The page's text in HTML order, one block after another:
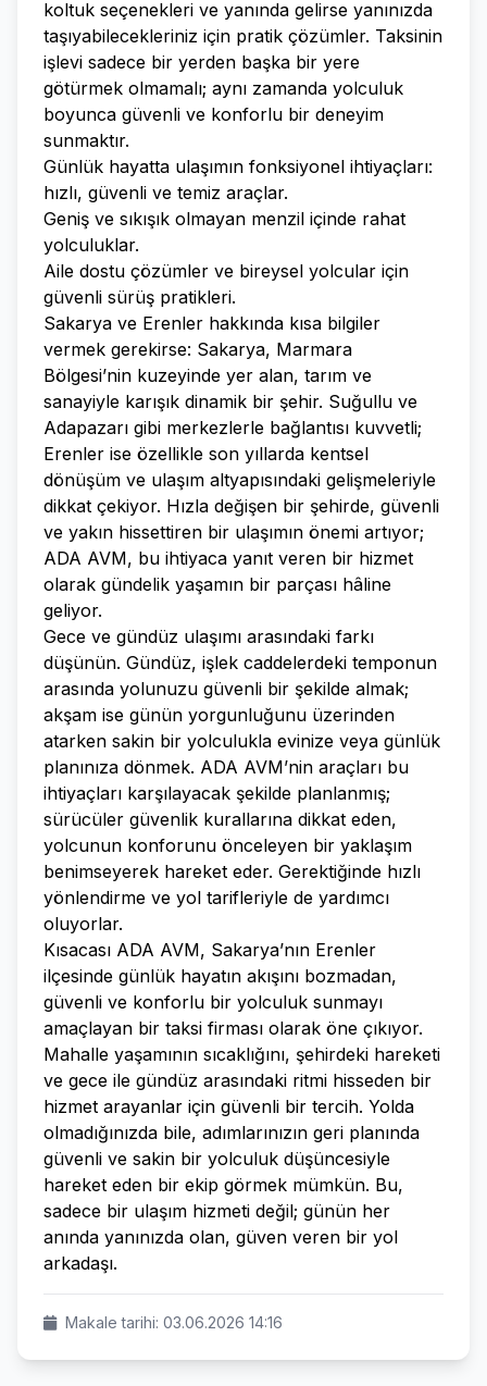
koltuk seçenekleri ve yanında gelirse yanınızda
taşıyabilecekleriniz için pratik çözümler. Taksinin
işlevi sadece bir yerden başka bir yere
götürmek olmamalı; aynı zamanda yolculuk
boyunca güvenli ve konforlu bir deneyim
sunmaktır.
Günlük hayatta ulaşımın fonksiyonel ihtiyaçları:
hızlı, güvenli ve temiz araçlar.
Geniş ve sıkışık olmayan menzil içinde rahat
yolculuklar.
Aile dostu çözümler ve bireysel yolcular için
güvenli sürüş pratikleri.
Sakarya ve Erenler hakkında kısa bilgiler
vermek gerekirse: Sakarya, Marmara
Bölgesi’nin kuzeyinde yer alan, tarım ve
sanayiyle karışık dinamik bir şehir. Suğullu ve
Adapazarı gibi merkezlerle bağlantısı kuvvetli;
Erenler ise özellikle son yıllarda kentsel
dönüşüm ve ulaşım altyapısındaki gelişmeleriyle
dikkat çekiyor. Hızla değişen bir şehirde, güvenli
ve yakın hissettiren bir ulaşımın önemi artıyor;
ADA AVM, bu ihtiyaca yanıt veren bir hizmet
olarak gündelik yaşamın bir parçası hâline
geliyor.
Gece ve gündüz ulaşımı arasındaki farkı
düşünün. Gündüz, işlek caddelerdeki temponun
arasında yolunuzu güvenli bir şekilde almak;
akşam ise günün yorgunluğunu üzerinden
atarken sakin bir yolculukla evinize veya günlük
planınıza dönmek. ADA AVM’nin araçları bu
ihtiyaçları karşılayacak şekilde planlanmış;
sürücüler güvenlik kurallarına dikkat eden,
yolcunun konforunu önceleyen bir yaklaşım
benimseyerek hareket eder. Gerektiğinde hızlı
yönlendirme ve yol tarifleriyle de yardımcı
oluyorlar.
Kısacası ADA AVM, Sakarya’nın Erenler
ilçesinde günlük hayatın akışını bozmadan,
güvenli ve konforlu bir yolculuk sunmayı
amaçlayan bir taksi firması olarak öne çıkıyor.
Mahalle yaşamının sıcaklığını, şehirdeki hareketi
ve gece ile gündüz arasındaki ritmi hisseden bir
hizmet arayanlar için güvenli bir tercih. Yolda
olmadığınızda bile, adımlarınızın geri planında
güvenli ve sakin bir yolculuk düşüncesiyle
hareket eden bir ekip görmek mümkün. Bu,
sadece bir ulaşım hizmeti değil; günün her
anında yanınızda olan, güven veren bir yol
arkadaşı.
Makale tarihi: 03.06.2026 14:16